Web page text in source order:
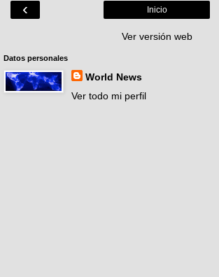
‹ Inicio
Ver versión web
Datos personales
World News
Ver todo mi perfil